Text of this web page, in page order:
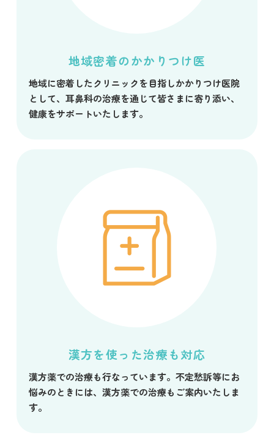
地域密着のかかりつけ医
地域に密着したクリニックを目指しかかりつけ医院
として、耳鼻科の治療を通じて皆さまに寄り添い、
健康をサポートいたします。
漢方を使った治療も対応
漢方薬での治療も行なっています。不定愁訴等にお
悩みのときには、漢方薬での治療もご案内いたしま
す。